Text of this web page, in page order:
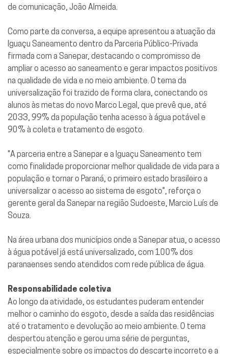
de comunicação, João Almeida.
Como parte da conversa, a equipe apresentou a atuação da
Iguaçu Saneamento dentro da Parceria Público-Privada
firmada com a Sanepar, destacando o compromisso de
ampliar o acesso ao saneamento e gerar impactos positivos
na qualidade de vida e no meio ambiente. O tema da
universalização foi trazido de forma clara, conectando os
alunos às metas do novo Marco Legal, que prevê que, até
2033, 99% da população tenha acesso à água potável e
90% à coleta e tratamento de esgoto.
"A parceria entre a Sanepar e a Iguaçu Saneamento tem
como finalidade proporcionar melhor qualidade de vida para a
população e tornar o Paraná, o primeiro estado brasileiro a
universalizar o acesso ao sistema de esgoto", reforça o
gerente geral da Sanepar na região Sudoeste, Marcio Luís de
Souza.
Na área urbana dos municípios onde a Sanepar atua, o acesso
à água potável já está universalizado, com 100% dos
paranaenses sendo atendidos com rede pública de água.
Responsabilidade coletiva
Ao longo da atividade, os estudantes puderam entender
melhor o caminho do esgoto, desde a saída das residências
até o tratamento e devolução ao meio ambiente. O tema
despertou atenção e gerou uma série de perguntas,
especialmente sobre os impactos do descarte incorreto e a